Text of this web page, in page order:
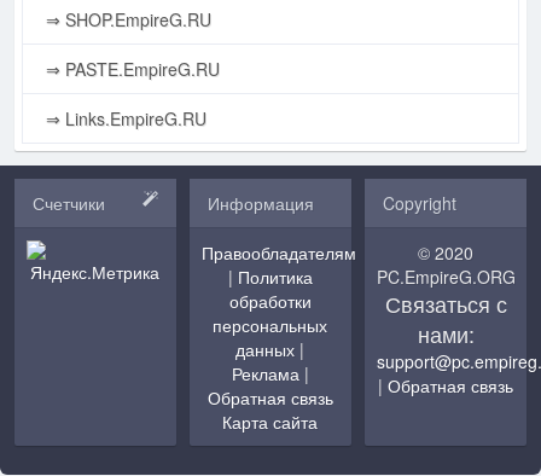
⇒ SHOP.EmpireG.RU
⇒ PASTE.EmpireG.RU
⇒ Links.EmpireG.RU
Счетчики Информация
Правообладателям
| Политика
обработки
персональных
данных |
Реклама|
Обратная связь
Карта сайта
Copyright
© 2020
PC.EmpireG.ORG
Связаться с
нами:
|Обратная связь